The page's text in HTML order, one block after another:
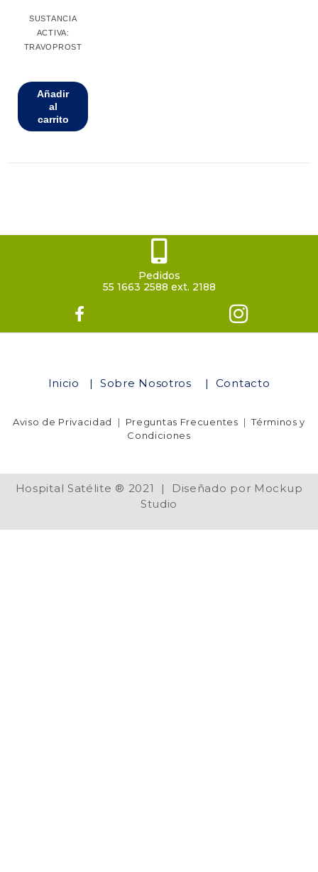
SUSTANCIA
ACTIVA:
TRAVOPROST
Añadir
al
carrito
Pedidos
55 1663 2588 ext. 2188
Inicio |Sobre Nosotros | Contacto
Aviso de Privacidad | Preguntas Frecuentes |Términos y
Condiciones
Hospital Satélite ® 2021 | Diseñado por Mockup
Studio